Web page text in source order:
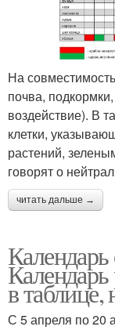
На
почва,
воздействие). В
клетки,
растений,
говорят о
читать дальше →
Календарь
в таблице,
С 5 апреля по 20